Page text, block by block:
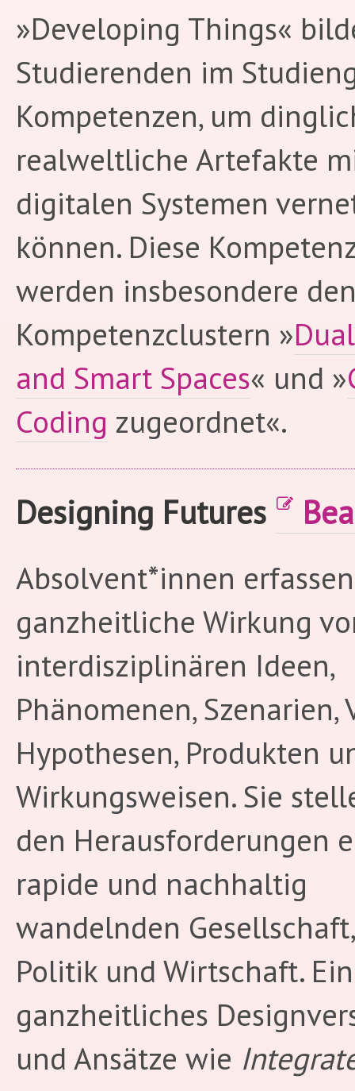
»Developing Things«
Studierenden im
Kompetenzen, um
realweltliche Artefakte
digitalen Systemen
können. Diese
werden insbesondere
Kompetenzclustern »
and Smart Spaces« und »
Coding zugeordnet«.
Designing Futures
Absolvent*innen
ganzheitliche Wirkung
interdisziplinären Ideen,
Phänomenen, Szenarien,
Hypothesen, Produkten
Wirkungsweisen. Sie
den Herausforderungen
rapide und nachhaltig
wandelnden
Politik und Wirtschaft. Ein
ganzheitliches
und Ansätze wie